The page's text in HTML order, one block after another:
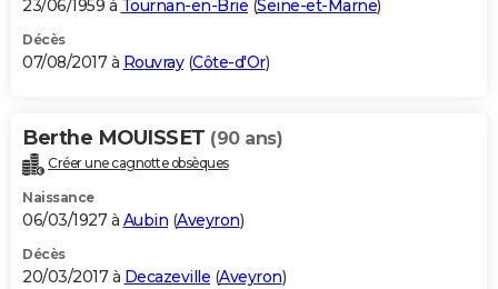
23/06/1959 à Tournan-en-Brie (Seine-et-Marne)
Décès
07/08/2017 à Rouvray(Côte-d'Or)
Berthe MOUISSET (90 ans)
Créer une cagnotte obsèques
Naissance
06/03/1927 à Aubin (Aveyron)
Décès
20/03/2017 à Decazeville (Aveyron)